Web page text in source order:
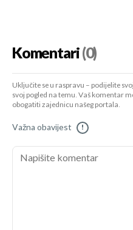
Komentari(0)
Uključite se u raspravu – podijelite
svoj pogled na temu. Vaš komentar
obogatiti zajednicu našeg portala.
Važna obavijest !